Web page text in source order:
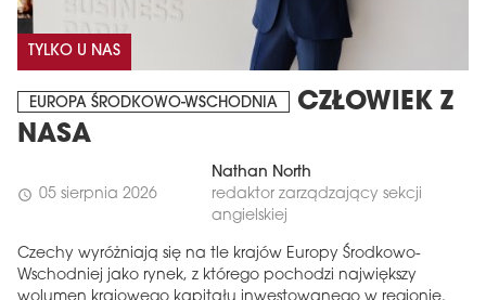
TYLKO U NAS
EUROPA ŚRODKOWO-WSCHODNIA
CZŁOWIEK Z
NASA
schedule 05 sierpnia 2026
Nathan North
redaktor zarządzający sekcji
angielskiej
Czechy wyróżniają się na tle krajów Europy Środkowo-
Wschodniej jako rynek, z którego pochodzi największy